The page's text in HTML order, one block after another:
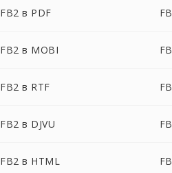
FB2 в PDF
FB2 в MOBI
FB2 в RTF
FB2 в DJVU
FB2 в HTML